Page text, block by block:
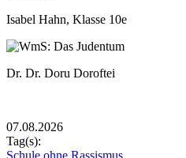
Isabel Hahn, Klasse 10e
Rasterbild
Bildunterschrift
Dr. Dr. Doru Doroftei
Zusätzliche Bilder
07.08.2026
Tag(s):
Schule ohne Rassismus